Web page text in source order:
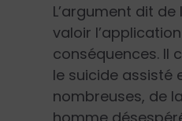
L’argument dit
valoir
conséquences. Il
le suicide assisté
nombreuses, de